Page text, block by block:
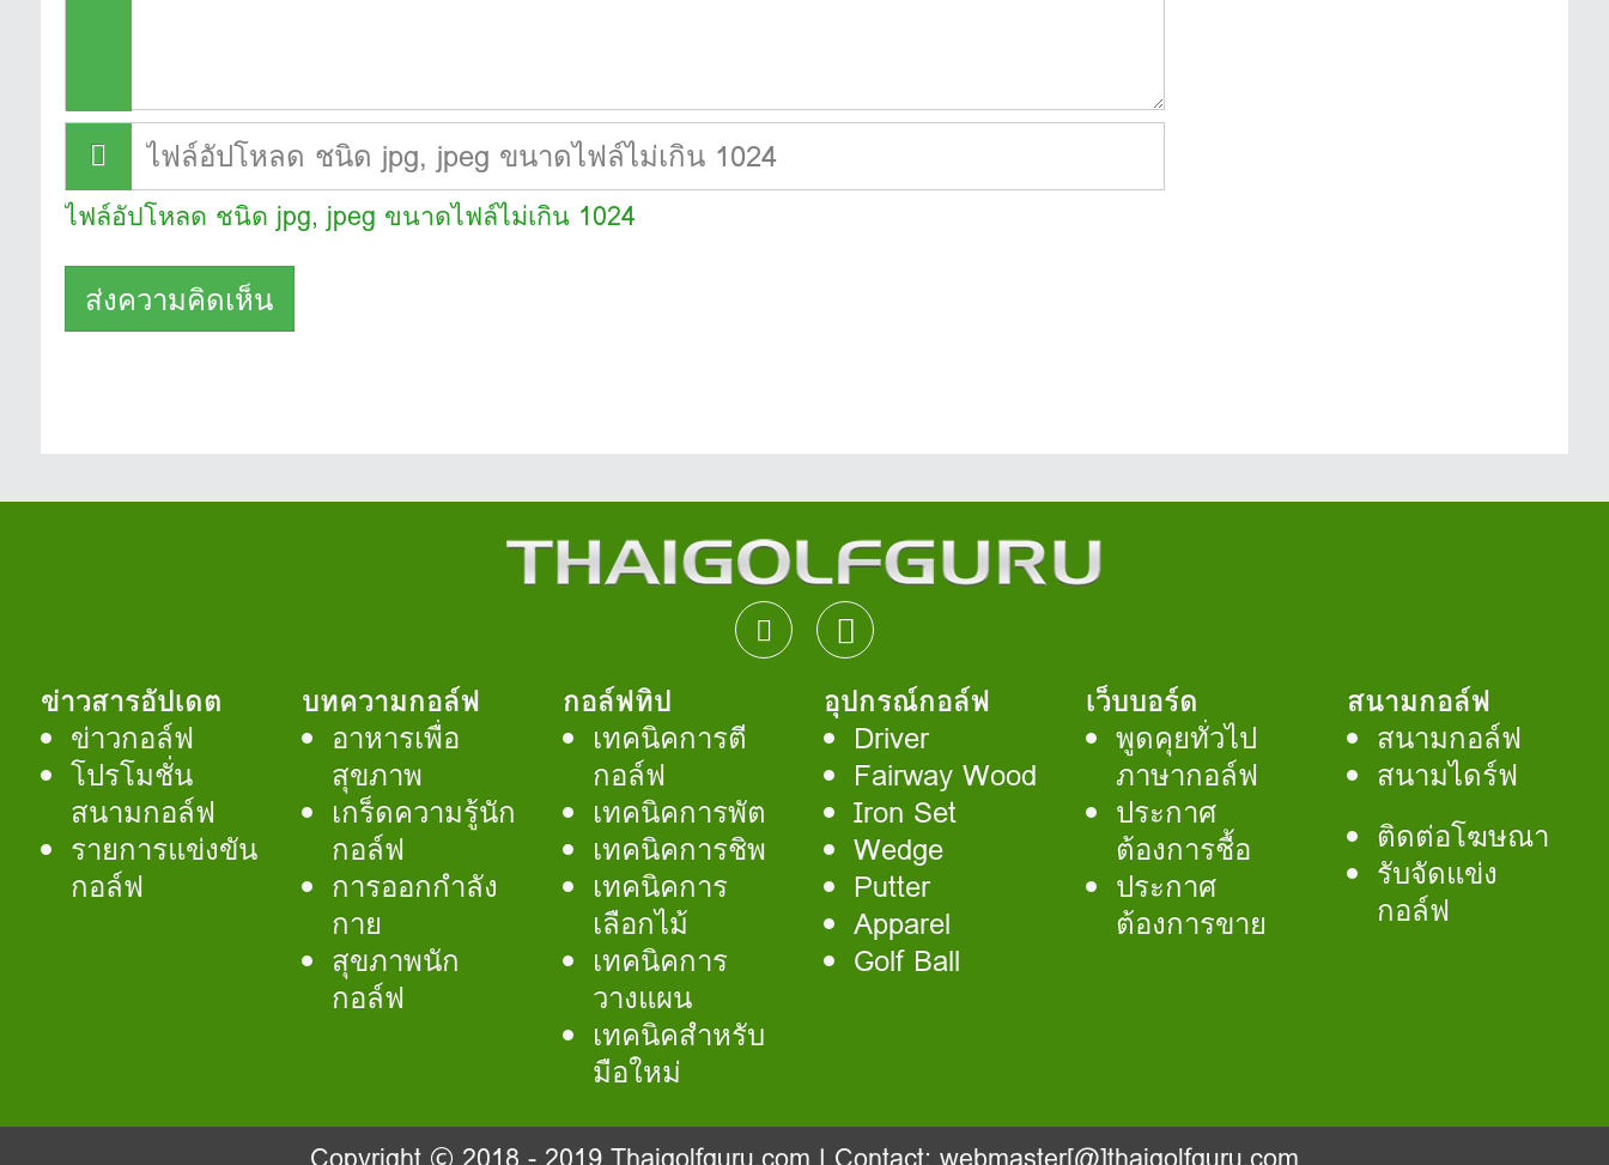
ไฟล์อัปโหลด ชนิด jpg, jpeg ขนาดไฟล์ไม่เกิน 1024
ข่าวสารอัปเดต
ข่าวกอล์ฟ
โปรโมชั่น
สนามกอล์ฟ
รายการแข่งขัน
กอล์ฟ
บทความกอล์ฟ
อาหารเพื่อ
สุขภาพ
เกร็ดความรู้นัก
กอล์ฟ
การออกกำลัง
กาย
สุขภาพนัก
กอล์ฟ
กอล์ฟทิป
เทคนิคการตี
กอล์ฟ
เทคนิคการพัต
เทคนิคการชิพ
เทคนิคการ
เลือกไม้
เทคนิคการ
วางแผน
เทคนิคสำหรับ
มือใหม่
อุปกรณ์กอล์ฟ
Driver
Fairway Wood
Iron Set
Wedge
Putter
Apparel
Golf Ball
เว็บบอร์ด
พูดคุยทั่วไป
ภาษากอล์ฟ
ประกาศ
ต้องการชื้อ
ประกาศ
ต้องการขาย
สนามกอล์ฟ
สนามกอล์ฟ
สนามไดร์ฟ
ติดต่อโฆษณา
รับจัดแข่ง
กอล์ฟ